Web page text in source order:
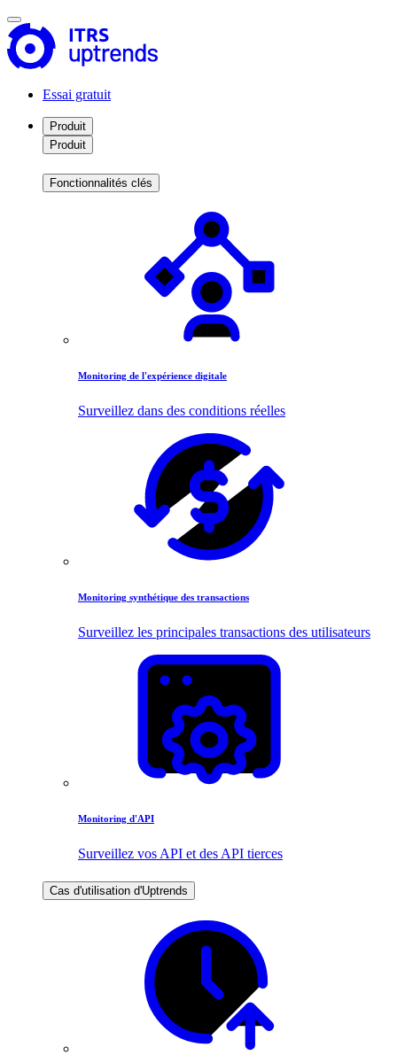
Essai gratuit
Produit
Produit
Fonctionnalités clés
Monitoring de l'expérience digitale
Surveillez dans des conditions réelles
Monitoring synthétique des transactions
Surveillez les principales transactions des utilisateurs
Monitoring d'API
Surveillez vos API et des API tierces
Cas d'utilisation d'Uptrends